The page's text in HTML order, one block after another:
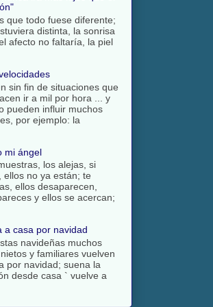
que todo fuese diferente;
distinta, la sonrisa
afecto no faltaría, la piel
sin fin de situaciones que
ir a mil por hora ... y
pueden influir muchos
por ejemplo: la
mi ángel
los alejas, si
ellos no ya están; te
ellos desaparecen,
y ellos se acercan;
a casa por navidad
navideñas muchos
y familiares vuelven
por navidad; suena la
desde casa ` vuelve a